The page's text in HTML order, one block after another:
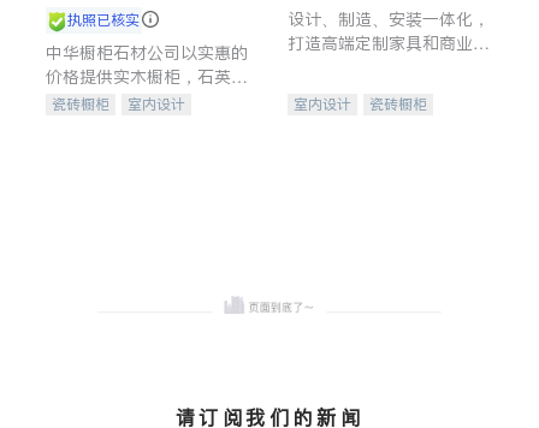
执照已核实
中华橱柜石材公司以实惠的
价格提供实木橱柜，石英石
台面，多种优质不锈钢水
瓷砖橱柜
室内设计
设计、制造、安装一体化，
打造高端定制家具和商业空
室内设计
瓷砖橱柜
请订阅我们的新闻